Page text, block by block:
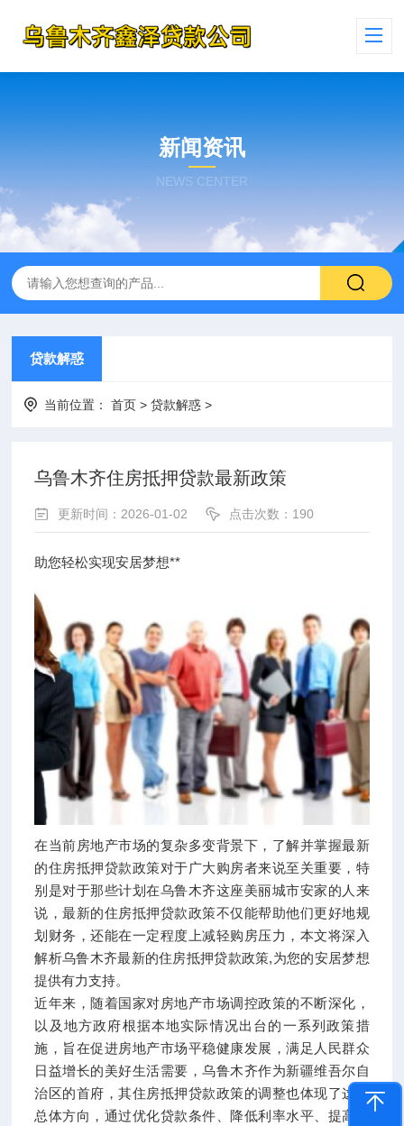
新闻资讯
NEWS CENTER
贷款解惑
当前位置：首页 >贷款解惑 >
乌鲁木齐住房抵押贷款最新政策
更新时间：2026-01-02 点击次数：190
助您轻松实现安居梦想**
在当前房地产市场的复杂多变背景下，了解并掌握最新
的住房抵押贷款政策对于广大购房者来说至关重要，特
别是对于那些计划在乌鲁木齐这座美丽城市安家的人来
说，最新的住房抵押贷款政策不仅能帮助他们更好地规
划财务，还能在一定程度上减轻购房压力，本文将深入
解析乌鲁木齐最新的住房抵押贷款政策,为您的安居梦想
提供有力支持。
近年来，随着国家对房地产市场调控政策的不断深化，
以及地方政府根据本地实际情况出台的一系列政策措
施，旨在促进房地产市场平稳健康发展，满足人民群众
日益增长的美好生活需要，乌鲁木齐作为新疆维吾尔自
治区的首府，其住房抵押贷款政策的调整也体现了这一
总体方向，通过优化贷款条件、降低利率水平、提高贷